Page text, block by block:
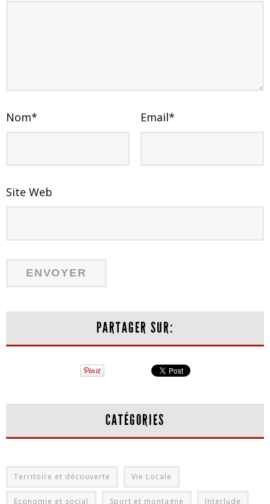
Nom* Email*
Site Web
PARTAGER SUR:
CATÉGORIES
Territoire et découverte Vie Locale
Economie et social Sport et montagne Interlude